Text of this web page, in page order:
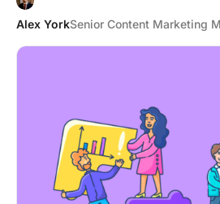
Alex YorkSenior Content Marketing